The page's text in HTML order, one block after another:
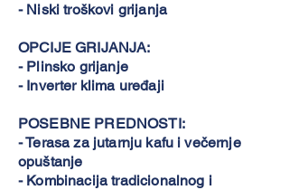
- Niski troškovi grijanja
OPCIJE GRIJANJA:
- Plinsko grijanje
- Inverter klima uređaji
POSEBNE PREDNOSTI:
- Terasa za jutarnju kafu i večernje
opuštanje
- Kombinacija tradicionalnog i